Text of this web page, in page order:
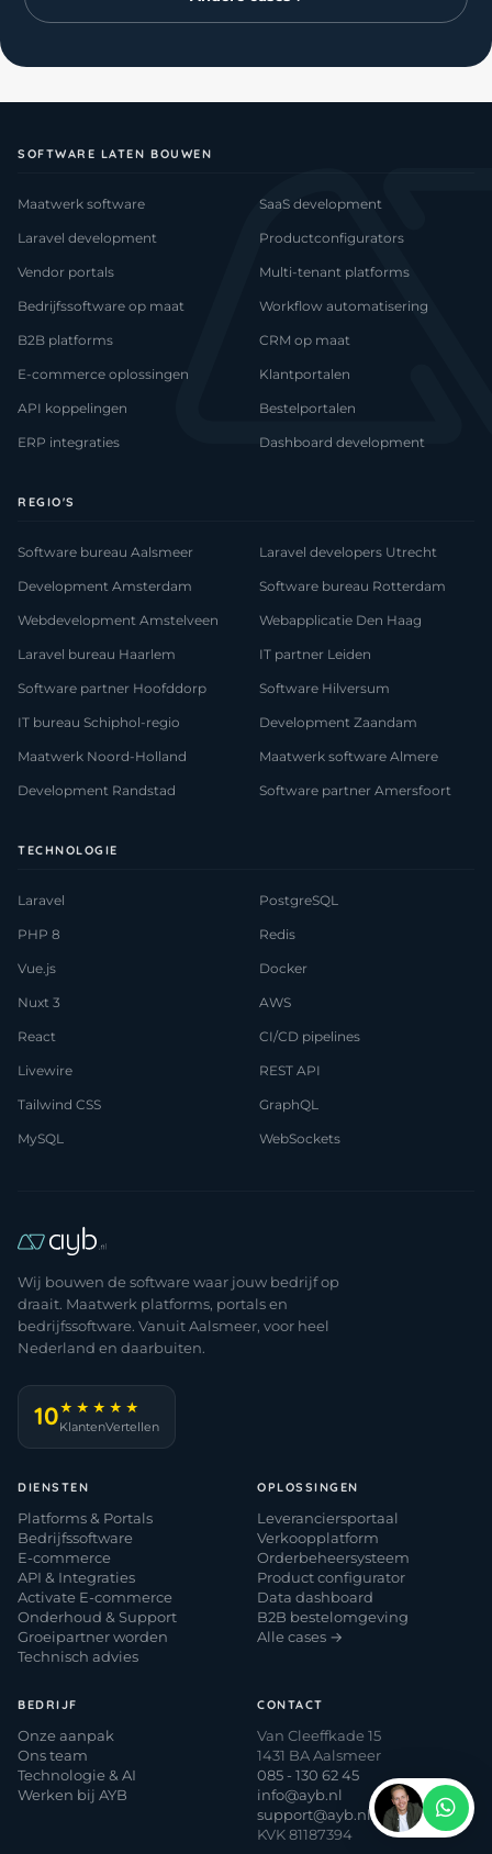
SOFTWARE LATEN BOUWEN
Maatwerk software
Laravel development
Vendor portals
Bedrijfssoftware op maat
B2B platforms
E-commerce oplossingen
API koppelingen
ERP integraties
SaaS development
Productconfigurators
Multi-tenant platforms
Workflow automatisering
CRM op maat
Klantportalen
Bestelportalen
Dashboard development
REGIO'S
Software bureau Aalsmeer
Development Amsterdam
Webdevelopment Amstelveen
Laravel bureau Haarlem
Software partner Hoofddorp
IT bureau Schiphol-regio
Maatwerk Noord-Holland
Development Randstad
Laravel developers Utrecht
Software bureau Rotterdam
Webapplicatie Den Haag
IT partner Leiden
Software Hilversum
Development Zaandam
Maatwerk software Almere
Software partner Amersfoort
TECHNOLOGIE
Laravel
PHP 8
Vue.js
Nuxt 3
React
Livewire
Tailwind CSS
MySQL
PostgreSQL
Redis
Docker
AWS
CI/CD pipelines
REST API
GraphQL
WebSockets
Wij bouwen de software waar jouw bedrijf op
draait. Maatwerk platforms, portals en
bedrijfssoftware. Vanuit Aalsmeer, voor heel
Nederland en daarbuiten.
10★★★★★
KlantenVertellen
DIENSTEN
Platforms & Portals
Bedrijfssoftware
E-commerce
API & Integraties
Activate E-commerce
Onderhoud & Support
Groeipartner worden
Technisch advies
OPLOSSINGEN
Leveranciersportaal
Verkoopplatform
Orderbeheersysteem
Product configurator
Data dashboard
B2B bestelomgeving
Alle cases →
BEDRIJF
Onze aanpak
Ons team
Technologie & AI
Werken bij AYB
CONTACT
Van Cleeffkade 15
1431 BA Aalsmeer
085 - 130 62 45
info@ayb.nl
support@ayb.nl
KVK 81187394